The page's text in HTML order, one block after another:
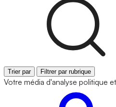
Trier par Filtrer par rubrique
Votre média d'analyse politique